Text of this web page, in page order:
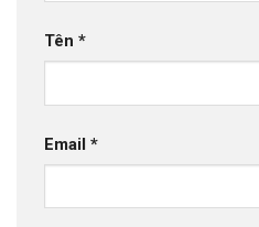
Tên *
Email *